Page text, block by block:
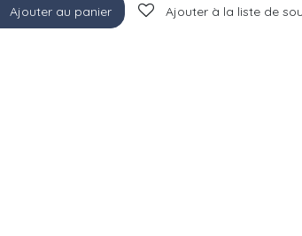
Ajouter au panier Ajouter à la liste de